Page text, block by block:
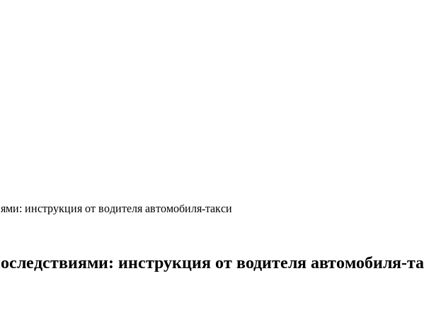
инструкция от водителя автомобиля-такси
инструкция от водителя автомобиля-